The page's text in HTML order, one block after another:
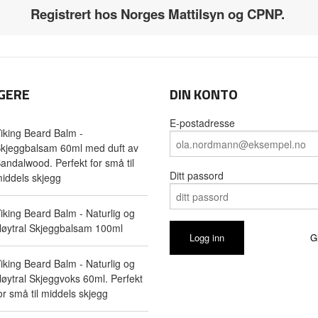
Registrert hos Norges Mattilsyn og CPNP.
Beard Balm -
60ml med duft av
Perfekt for små til
skjegg
Beard Balm - Naturlig og
Skjeggbalsam 100ml
Beard Balm - Naturlig og
Skjeggvoks 60ml. Perfekt
små til middels skjegg
DIN KONTO
E-postadresse
Ditt passord